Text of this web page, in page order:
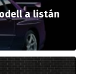
a listán